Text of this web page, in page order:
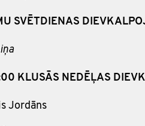
SVĒTDIENAS
KLUSĀS NEDĒĻAS
Jordāns